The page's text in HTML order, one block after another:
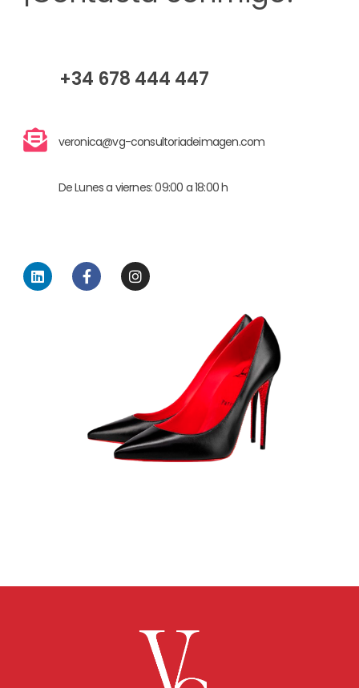
+34 678 444 447
veronica@vg-consultoriadeimagen.com
De Lunes a viernes: 09:00 a 18:00 h